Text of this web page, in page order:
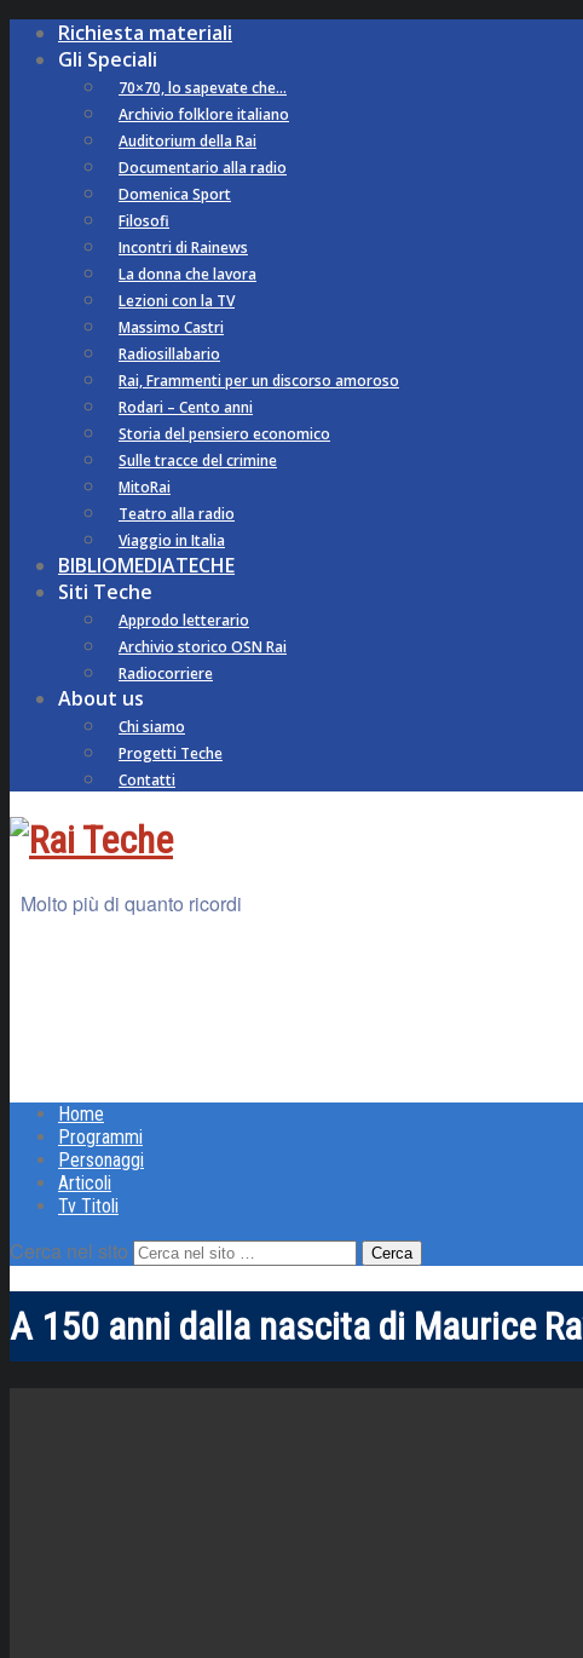
Richiesta materiali
Gli Speciali
70×70, lo sapevate che…
Archivio folklore italiano
Auditorium della Rai
Documentario alla radio
Domenica Sport
Filosofi
Incontri di Rainews
La donna che lavora
Lezioni con la TV
Massimo Castri
Radiosillabario
Rai, Frammenti per un discorso amoroso
Rodari – Cento anni
Storia del pensiero economico
Sulle tracce del crimine
MitoRai
Teatro alla radio
Viaggio in Italia
BIBLIOMEDIATECHE
Siti Teche
Approdo letterario
Archivio storico OSN Rai
Radiocorriere
About us
Chi siamo
Progetti Teche
Contatti
Molto più di quanto ricordi
Home
Programmi
Personaggi
Articoli
Tv Titoli
Cerca nel sito
A 150 anni dalla nascita di Maurice